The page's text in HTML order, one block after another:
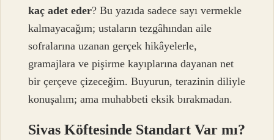
kaç adet eder? Bu yazıda sadece sayı vermekle
kalmayacağım; ustaların tezgâhından aile
sofralarına uzanan gerçek hikâyelerle,
gramajlara ve pişirme kayıplarına dayanan net
bir çerçeve çizeceğim. Buyurun, terazinin diliyle
konuşalım; ama muhabbeti eksik bırakmadan.
Sivas Köftesinde Standart Var mı?